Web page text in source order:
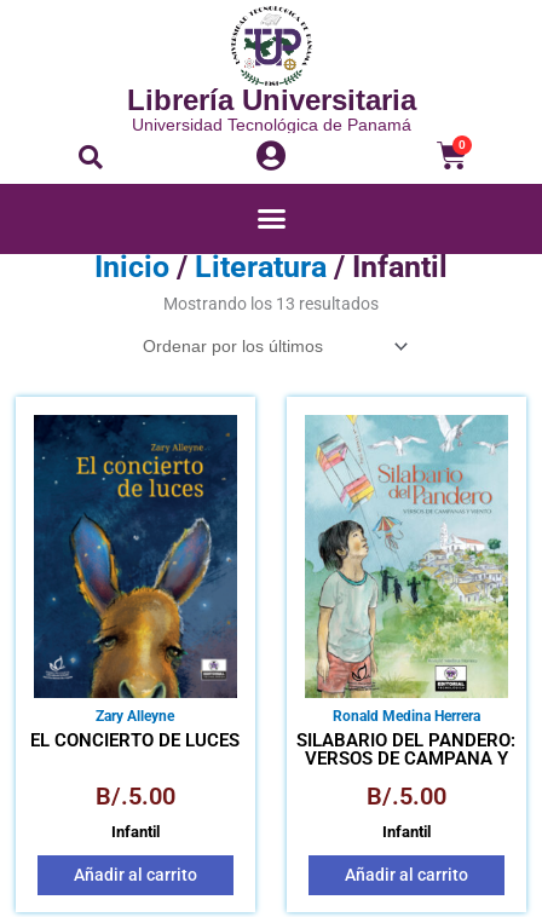
Librería Universitaria
Universidad Tecnológica de Panamá
Buscar 0
Carrito
Menú
Inicio/Literatura/ Infantil
Mostrando los 13 resultadospor
Zary Alleyne
EL CONCIERTO DE LUCES
B/.5.00
Infantil
Añadir al carrito
Ronald Medina Herrera
SILABARIO DEL PANDERO:
VERSOS DE CAMPANA Y
B/.5.00
Infantil
Añadir al carrito